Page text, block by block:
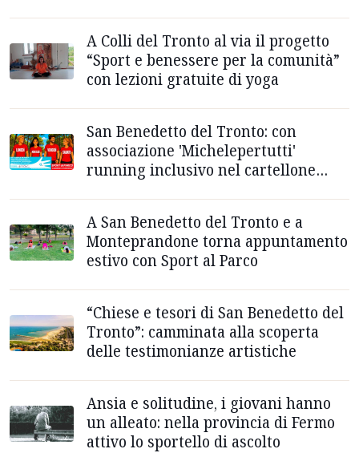
A Colli del Tronto al via il progetto
“Sport e benessere per la comunità”
con lezioni gratuite di yoga
San Benedetto del Tronto: con
associazione 'Michelepertutti'
running inclusivo nel cartellone
A San Benedetto del Tronto e a
Monteprandone torna appuntamento
estivo con Sport al Parco
“Chiese e tesori di San Benedetto del
Tronto”: camminata alla scoperta
delle testimonianze artistiche
Ansia e solitudine, i giovani hanno
un alleato: nella provincia di Fermo
attivo lo sportello di ascolto